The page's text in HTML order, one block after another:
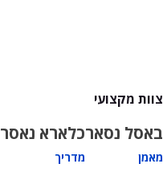
צוות מקצועי
באסל נסאר
מאמן
כלארא נאסר
מדריך